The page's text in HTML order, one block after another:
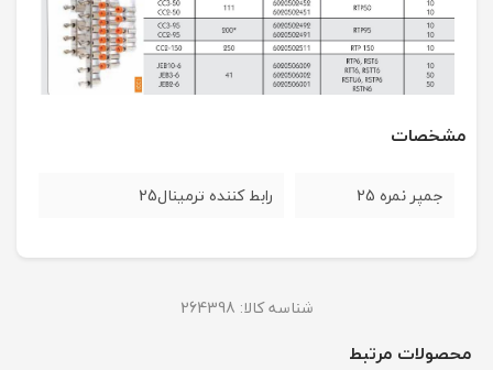
مشخصات
جمپر نمره 25 رابط کننده ترمینال25
شناسه کالا: 264398
محصولات مرتبط